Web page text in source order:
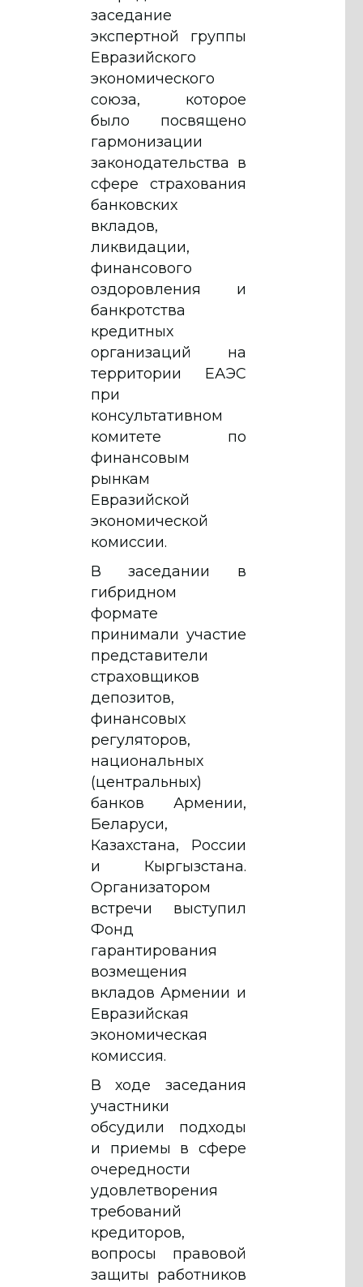
заседание
экспертной группы
Евразийского
экономического
союза, которое
было посвящено
гармонизации
законодательства в
сфере страхования
банковских
вкладов,
ликвидации,
финансового
оздоровления и
банкротства
кредитных
организаций на
территории ЕАЭС
при
консультативном
комитете по
финансовым
рынкам
Евразийской
экономической
комиссии.
В заседании в
гибридном
формате
принимали участие
представители
страховщиков
депозитов,
финансовых
регуляторов,
национальных
(центральных)
банков Армении,
Беларуси,
Казахстана, России
и Кыргызстана.
Организатором
встречи выступил
Фонд
гарантирования
возмещения
вкладов Армении и
Евразийская
экономическая
комиссия.
В ходе заседания
участники
обсудили подходы
и приемы в сфере
очередности
удовлетворения
требований
кредиторов,
вопросы правовой
защиты работников